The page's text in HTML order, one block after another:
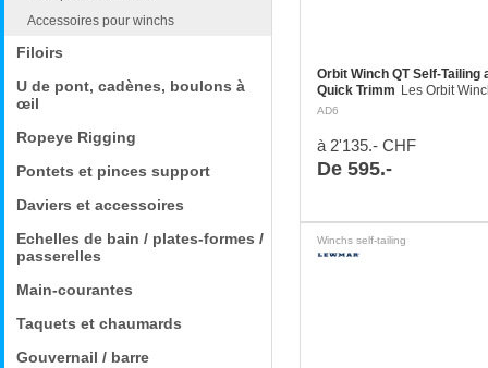
Accessoires pour winchs
Filoirs
U de pont, cadènes, boulons à
œil
Ropeye Rigging
Pontets et pinces support
Daviers et accessoires
Echelles de bain / plates-formes /
passerelles
Main-courantes
Taquets et chaumards
Gouvernail / barre
Orbit Winch QT Self-Tailing
Quick Trimm Les Orbit
Ronstan sont la nouvelle
performance. Combinaison
conception…
AD6
à 2'135.- CHF
De 595.-
Winchs self-tailing